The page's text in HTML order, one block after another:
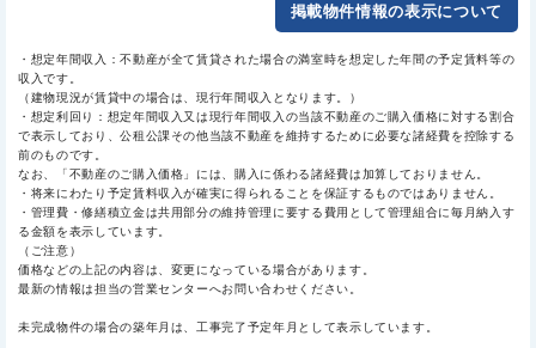
掲載物件情報の表示について
・想定年間収入：不動産が全て賃貸された場合の満室時を想定した年間の予定賃料等の
収入です。
（建物現況が賃貸中の場合は、現行年間収入となります。）
・想定利回り：想定年間収入又は現行年間収入の当該不動産のご購入価格に対する割合
で表示しており、公租公課その他当該不動産を維持するために必要な諸経費を控除する
前のものです。
なお、「不動産のご購入価格」には、購入に係わる諸経費は加算しておりません。
・将来にわたり予定賃料収入が確実に得られることを保証するものではありません。
・管理費・修繕積立金は共用部分の維持管理に要する費用として管理組合に毎月納入す
る金額を表示しています。
（ご注意）
価格などの上記の内容は、変更になっている場合があります。
最新の情報は担当の営業センターへお問い合わせください。
未完成物件の場合の築年月は、工事完了予定年月として表示しています。